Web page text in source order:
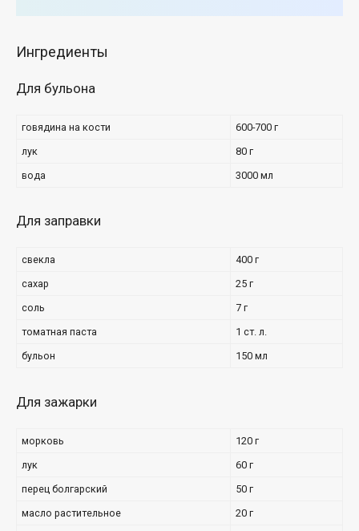
Ингредиенты
Для бульона
говядина на кости
600-700 г
лук
80 г
вода
3000 мл
Для заправки
свекла
400 г
сахар
25 г
соль
7 г
томатная паста
1 ст. л.
бульон
150 мл
Для зажарки
морковь
120 г
лук
60 г
перец болгарский
50 г
масло растительное
20 г